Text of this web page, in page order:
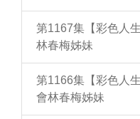
第1167集【彩色人
林春梅姊妹
第1166集【彩色人
會林春梅姊妹